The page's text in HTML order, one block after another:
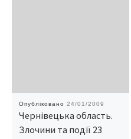
Опубліковано 24/01/2009
Чернівецька область.
Злочини та події 23